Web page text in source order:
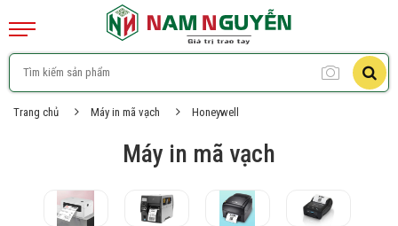
Trang chủ Máy in mã vạch Honeywell
Máy in mã vạch